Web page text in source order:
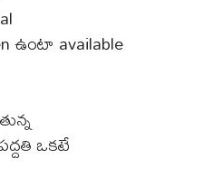
ఉంటా available
ఒకటే